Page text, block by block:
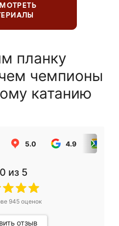
планку
чемпионы
катанию
5.0 4.9
из 5
945оценок
отзыв